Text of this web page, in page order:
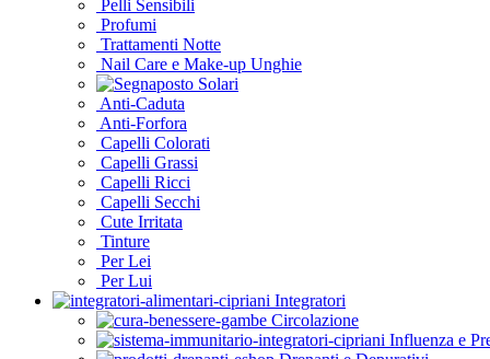
Pelli Sensibili
Profumi
Trattamenti Notte
Nail Care e Make-up Unghie
Solari
Anti-Caduta
Anti-Forfora
Capelli Colorati
Capelli Grassi
Capelli Ricci
Capelli Secchi
Cute Irritata
Tinture
Per Lei
Per Lui
Integratori
Circolazione
Influenza e